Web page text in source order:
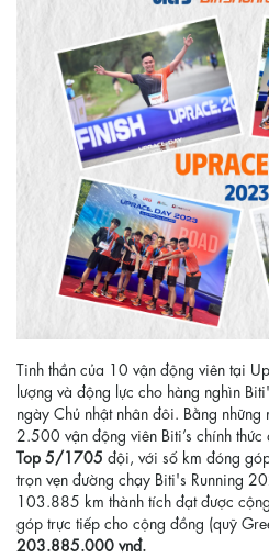
Tinh thần của 10 vận động viên tại
lượng và động lực cho hàng nghìn
ngày Chủ nhật nhân đôi. Bằng
2.500 vận động viên Biti’s chính
Top 5/1705 đội, với số km đóng
trọn vẹn đường chạy Biti's Running
103.885 km thành tích đạt được
góp trực tiếp cho cộng đồng (quỹ
203.885.000 vnđ.